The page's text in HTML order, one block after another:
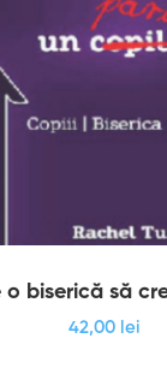
o biserică să
42,00 lei